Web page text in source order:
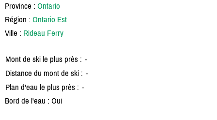
Province : Ontario
Région : Ontario Est
Ville : Rideau Ferry
Mont de ski le plus près : -
Distance du mont de ski : -
Plan d'eau le plus près : -
Bord de l'eau : Oui